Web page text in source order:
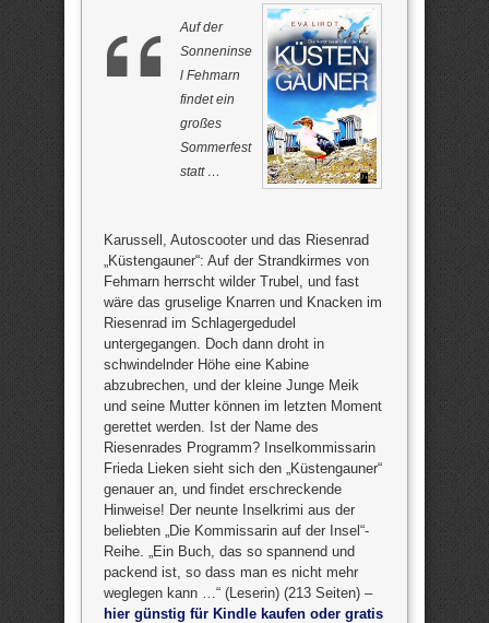
Auf der
Sonneninse
l Fehmarn
findet ein
großes
Sommerfest
statt …
Karussell, Autoscooter und das Riesenrad
„Küstengauner“: Auf der Strandkirmes von
Fehmarn herrscht wilder Trubel, und fast
wäre das gruselige Knarren und Knacken im
Riesenrad im Schlagergedudel
untergegangen. Doch dann droht in
schwindelnder Höhe eine Kabine
abzubrechen, und der kleine Junge Meik
und seine Mutter können im letzten Moment
gerettet werden. Ist der Name des
Riesenrades Programm? Inselkommissarin
Frieda Lieken sieht sich den „Küstengauner“
genauer an, und findet erschreckende
Hinweise! Der neunte Inselkrimi aus der
beliebten „Die Kommissarin auf der Insel“-
Reihe. „Ein Buch, das so spannend und
packend ist, so dass man es nicht mehr
weglegen kann …“ (Leserin) (213 Seiten) –
hier günstig für Kindle kaufen oder gratis